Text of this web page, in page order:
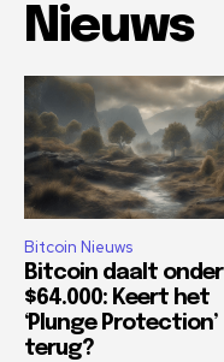
Nieuws
Bitcoin Nieuws
Bitcoin daalt onder
$64.000: Keert het
‘Plunge Protection’
terug?